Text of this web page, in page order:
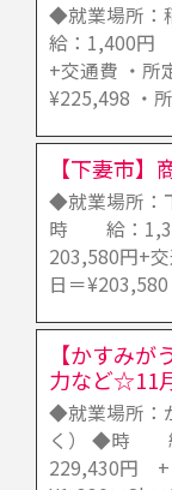
◆就業場所
給：1,400
+交通費 ・
¥225,498 ・
【下妻市
◆就業場所：
時 給：
203,580円+
日＝
【かすみ
力など☆11
◆就業場所：
く） ◆時 給
229,430円 +